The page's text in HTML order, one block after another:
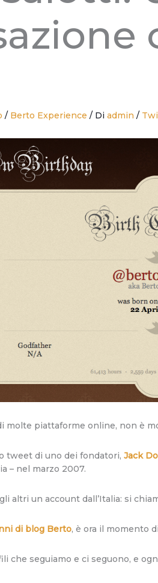
/ Berto Experience / Diadmin/
molte piattaforme online, non è
tweet di uno dei fondatori,Jack
– nel marzo 2007.
altri un account dall’Italia: si
di blog Berto, è ora il momento
che seguiamo e ci seguono, e